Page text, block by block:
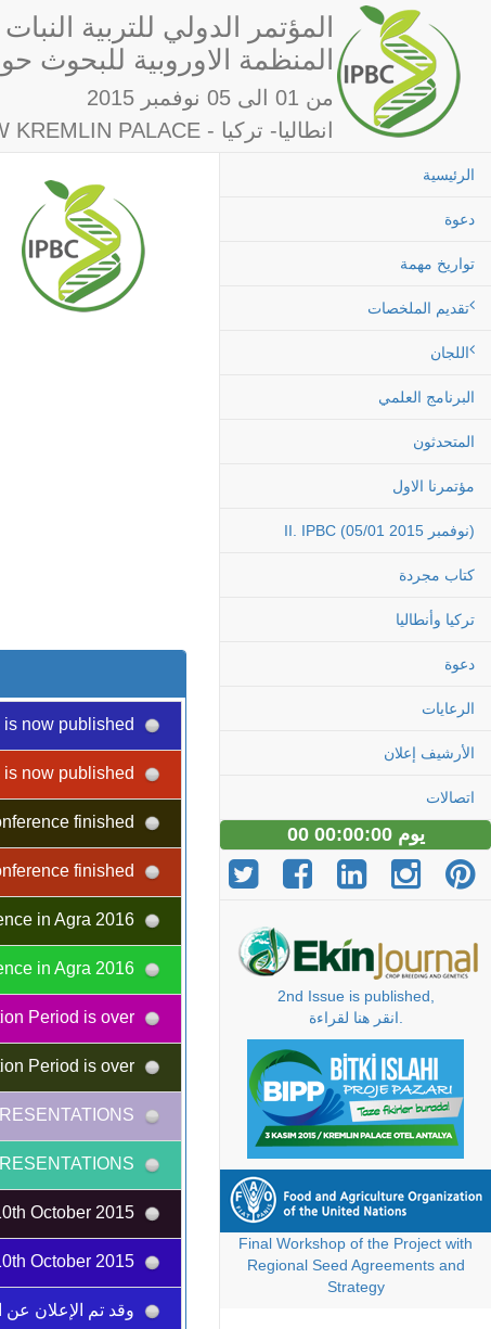
المؤتمر الدولي للتربية النبات
& المنظمة الاوروبية
من 01 الى 05 نوفمبر 2015
WOW KREMLIN PALACE - انطاليا- تركيا
الرئيسية
دعوة
تواريخ مهمة
تقديم الملخصات
اللجان
البرنامج العلمي
المتحدثون
مؤتمرنا الاول
II. IPBC (05/01 نوفمبر 2015)
كتاب مجردة
تركيا وأنطاليا
دعوة
الرعايات
الأرشيف إعلان
اتصالات
00 يوم 00:00:00
2nd Issue is published,
Final Workshop of the Project with
Regional Seed Agreements and
Strategy
وقد تم الإعلان عن